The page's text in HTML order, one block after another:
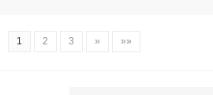
1 2 3 » »»